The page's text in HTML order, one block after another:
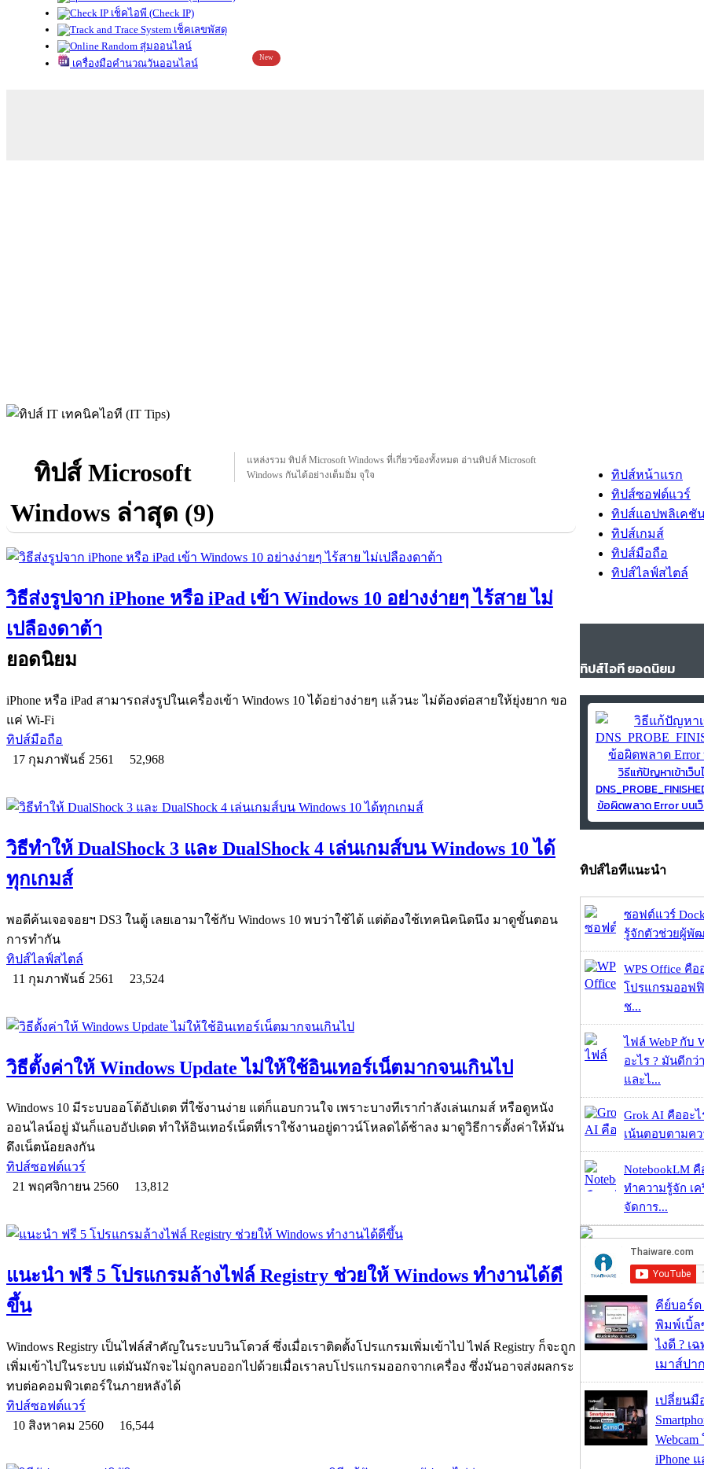
เช็คไอพี (Check IP)
เช็คเลขพัสดุ
สุ่มออนไลน์
เครื่องมือคำนวณวันออนไลน์
New
ทิปส์ Microsoft
Windows ล่าสุด (9)
แหล่งรวม ทิปส์ Microsoft Windows ที่เกี่ยวข้องทั้งหมด อ่านทิปส์ Microsoft
Windows กันได้อย่างเต็มอิ่ม จุใจ
วิธีส่งรูปจาก iPhone หรือ iPad เข้า Windows 10 อย่างง่ายๆ ไร้สาย ไม่
เปลืองดาต้า
ยอดนิยม
iPhone หรือ iPad สามารถส่งรูปในเครื่องเข้า Windows 10 ได้อย่างง่ายๆ แล้วนะ ไม่ต้องต่อสายให้ยุ่งยาก ขอ
แค่ Wi-Fi
ทิปส์มือถือ
17 กุมภาพันธ์ 2561
52,968
วิธีทำให้ DualShock 3 และ DualShock 4 เล่นเกมส์บน Windows 10 ได้
ทุกเกมส์
พอดีค้นเจอจอยฯ DS3 ในตู้ เลยเอามาใช้กับ Windows 10 พบว่าใช้ได้ แต่ต้องใช้เทคนิคนิดนึง มาดูขั้นตอน
การทำกัน
ทิปส์ไลฟ์สไตล์
11 กุมภาพันธ์ 2561
23,524
วิธีตั้งค่าให้ Windows Update ไม่ให้ใช้อินเทอร์เน็ตมากจนเกินไป
Windows 10 มีระบบออโต้อัปเดต ที่ใช้งานง่าย แต่ก็แอบกวนใจ เพราะบางทีเรากำลังเล่นเกมส์ หรือดูหนัง
ออนไลน์อยู่ มันก็แอบอัปเดต ทำให้อินเทอร์เน็ตที่เราใช้งานอยู่ดาวน์โหลดได้ช้าลง มาดูวิธีการตั้งค่าให้มัน
ดึงเน็ตน้อยลงกัน
ทิปส์ซอฟต์แวร์
21 พฤศจิกายน 2560
13,812
แนะนำ ฟรี 5 โปรแกรมล้างไฟล์ Registry ช่วยให้ Windows ทำงานได้ดี
ขึ้น
Windows Registry เป็นไฟล์สำคัญในระบบวินโดวส์ ซึ่งเมื่อเราติดตั้งโปรแกรมเพิ่มเข้าไป ไฟล์ Registry ก็จะถูก
เพิ่มเข้าไปในระบบ แต่มันมักจะไม่ถูกลบออกไปด้วยเมื่อเราลบโปรแกรมออกจากเครื่อง ซึ่งมันอาจส่งผลกระ
ทบต่อคอมพิวเตอร์ในภายหลังได้
ทิปส์ซอฟต์แวร์
10 สิงหาคม 2560
16,544
ทิปส์หน้าแรก
ทิปส์ซอฟต์แวร์
ทิปส์แอปพลิเคชั
ทิปส์เกมส์
ทิปส์มือถือ
ทิปส์ไลฟ์สไตล์
ทิปส์ไอที ยอดนิยม
วิธีแก้ปัญหาเข้าเว็บ
ข้อผิดพลาด Error บนเว็
ทิปส์ไอทีแนะนำ
ซอฟต์แวร์
รู้จักตัวช่วยผู้พั
WPS Office คือ
โปรแกรมออฟ
ช...
ไฟล์ WebP กับ
อะไร ? มันดีกว่
และไ...
Grok AI คืออะ
เน้นตอบตามคว
NotebookLM คื
ทำความรู้จัก เ
จัดการ...
คีย์บอร์ด
พิมพ์เบิ้ล
ไงดี ? เ
เมาส์ปา
เปลี่ยนมื
iPhone